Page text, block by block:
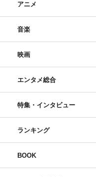
アニメ
音楽
映画
エンタメ総合
特集・インタビュー
ランキング
BOOK